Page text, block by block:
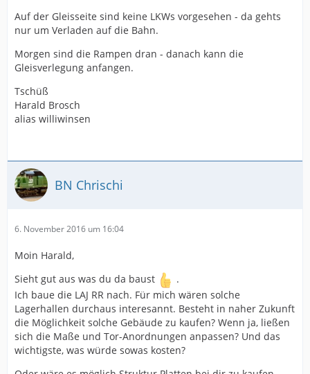
Auf der Gleisseite sind keine LKWs vorgesehen - da gehts
nur um Verladen auf die Bahn.
Morgen sind die Rampen dran - danach kann die
Gleisverlegung anfangen.
Tschüß
Harald Brosch
alias williwinsen
BN Chrischi
6. November 2016 um 16:04
Moin Harald,
Sieht gut aus was du da baust
.
Ich baue die LAJ RR nach. Für mich wären solche
Lagerhallen durchaus interesannt. Besteht in naher Zukunft
die Möglichkeit solche Gebäude zu kaufen? Wenn ja, ließen
sich die Maße und Tor-Anordnungen anpassen? Und das
wichtigste, was würde sowas kosten?